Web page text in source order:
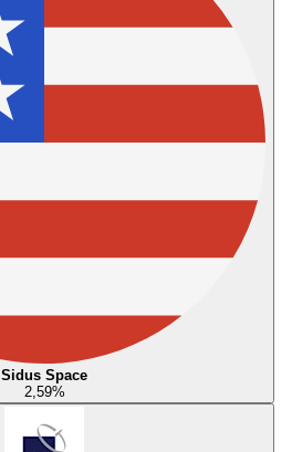
Sidus Space
2,59%